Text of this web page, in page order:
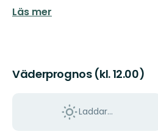
Läs mer
Väderprognos (kl. 12.00)
Laddar...